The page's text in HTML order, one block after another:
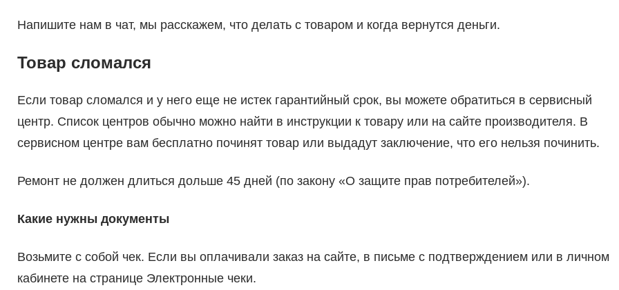
Напишите нам в чат, мы расскажем, что делать с товаром и когда вернутся деньги.
Товар сломался
Если товар сломался и у него еще не истек гарантийный срок, вы можете обратиться в сервисный
центр. Список центров обычно можно найти в инструкции к товару или на сайте производителя. В
сервисном центре вам бесплатно починят товар или выдадут заключение, что его нельзя починить.
Ремонт не должен длиться дольше 45 дней (по закону «О защите прав потребителей»).
Какие нужны документы
Возьмите с собой чек. Если вы оплачивали заказ на сайте, в письме с подтверждением или в личном
кабинете на странице Электронные чеки.